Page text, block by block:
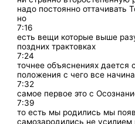
надо постоянно оттачивать
но
7:16
есть вещи которые выше
поздних трактовках
7:24
точнее объяснениях дается
положения с чего все
7:32
самое первое это с
7:39
то есть мы родились мы
самозародились не усилием